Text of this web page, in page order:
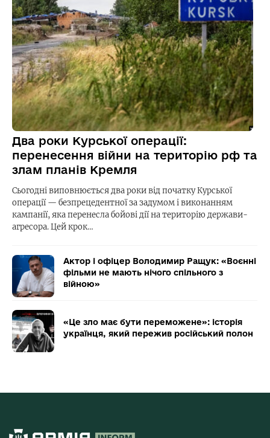
Два роки Курської операції:
перенесення війни на територію рф та
злам планів Кремля
Сьогодні виповнюється два роки від початку Курської
операції — безпрецедентної за задумом і виконанням
кампанії, яка перенесла бойові дії на територію держави-
агресора. Цей крок…
Актор і офіцер Володимир Ращук: «Воєнні
фільми не мають нічого спільного з
війною»
«Це зло має бути переможене»: історія
українця, який пережив російський полон